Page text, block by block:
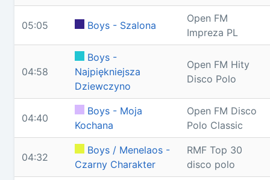
05:05 Boys - Szalona
Open FM
Impreza PL
04:58
Boys -
Najpiękniejsza
Dziewczyno
Open FM Hity
Disco Polo
04:40
Boys - Moja
Kochana
Open FM Disco
Polo Classic
04:32
Boys / Menelaos -
Czarny Charakter
RMF Top 30
disco polo